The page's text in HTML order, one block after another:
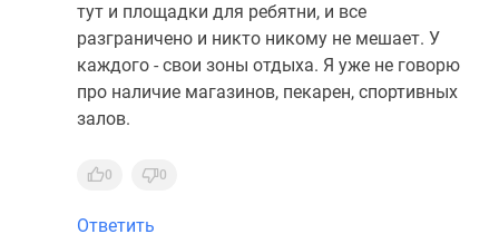
тут и площадки для ребятни, и все
разграничено и никто никому не мешает. У
каждого - свои зоны отдыха. Я уже не говорю
про наличие магазинов, пекарен, спортивных
залов.
0 0
Ответить